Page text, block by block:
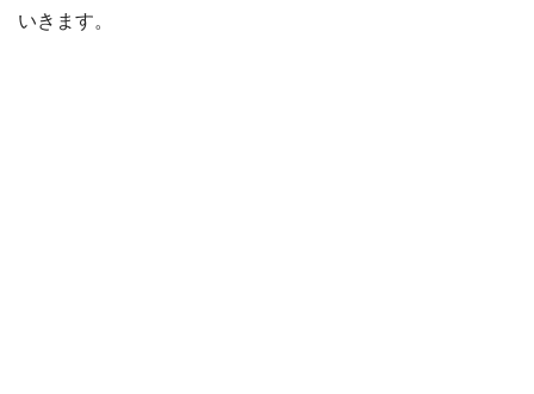
いきます。